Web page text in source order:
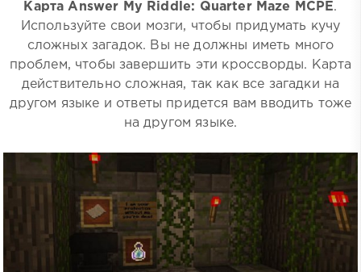
Карта Answer My Riddle: Quarter Maze MCPE.
Используйте свои мозги, чтобы придумать кучу
сложных загадок. Вы не должны иметь много
проблем, чтобы завершить эти кроссворды. Карта
действительно сложная, так как все загадки на
другом языке и ответы придется вам вводить тоже
на другом языке.